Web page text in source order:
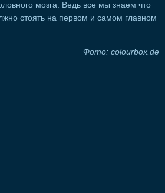
мозга. Ведь все мы знаем что
стоять на первом и самом главном
Фото: colourbox.de